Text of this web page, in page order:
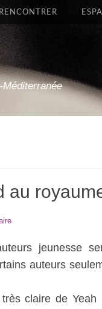
RENCONTRER
au
jeunesse
auteurs
claire de Yeah